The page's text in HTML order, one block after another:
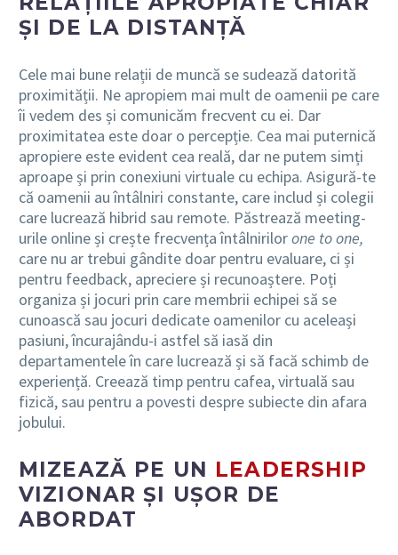
ȘI DE LA DISTANȚĂ
Cele mai bune relații de muncă se sudează datorită
proximității. Ne apropiem mai mult de oamenii pe care
îi vedem des și comunicăm frecvent cu ei. Dar
proximitatea este doar o percepție. Cea mai puternică
apropiere este evident cea reală, dar ne putem simți
aproape și prin conexiuni virtuale cu echipa. Asigură-te
că oamenii au întâlniri constante, care includ și colegii
care lucrează hibrid sau remote. Păstrează meeting-
urile online și crește frecvența întâlnirilorone to one,
care nu ar trebui gândite doar pentru evaluare, ci și
pentru feedback, apreciere și recunoaștere. Poți
organiza și jocuri prin care membrii echipei să se
cunoască sau jocuri dedicate oamenilor cu aceleași
pasiuni, încurajându-i astfel să iasă din
departamentele în care lucrează și să facă schimb de
experiență. Creează timp pentru cafea, virtuală sau
fizică, sau pentru a povesti despre subiecte din afara
jobului.
MIZEAZĂ PE UN LEADERSHIP
VIZIONAR ȘI UȘOR DE
ABORDAT